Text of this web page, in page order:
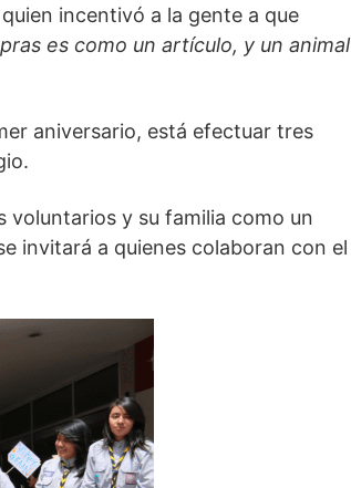
quien incentivó a la gente a que
es como un artículo, y un animal
aniversario, está efectuar tres
voluntarios y su familia como un
invitará a quienes colaboran con el